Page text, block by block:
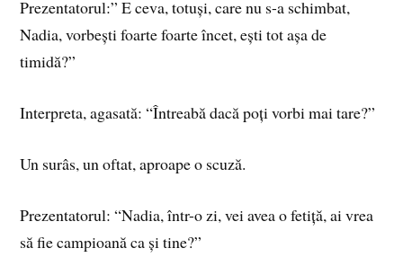
Prezentatorul:” E ceva, totuși, care nu s-a schimbat,
Nadia, vorbești foarte foarte încet, ești tot așa de
timidă?”
Interpreta, agasată: “Întreabă dacă poți vorbi mai tare?”
Un surâs, un oftat, aproape o scuză.
Prezentatorul: “Nadia, într-o zi, vei avea o fetiță, ai vrea
să fie campioană ca și tine?”